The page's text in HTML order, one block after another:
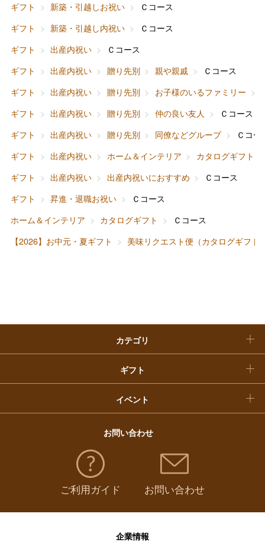
ギフト
新築・引越しお祝い
Ｃコース
ギフト
新築・引越し内祝い
Ｃコース
ギフト
出産内祝い
Ｃコース
ギフト
出産内祝い 贈り先別 親や親戚
Ｃコース
ギフト
出産内祝い 贈り先別 お子様のいるファミリー
ギフト
出産内祝い 贈り先別 仲の良い友人
Ｃコース
ギフト
出産内祝い 贈り先別 同僚などグループ
Ｃコー
ギフト
出産内祝い ホーム＆インテリア
カタログギフト
ギフト
出産内祝い 出産内祝いにおすすめ
Ｃコース
ギフト
昇進・退職お祝い
Ｃコース
ホーム＆インテリア
カタログギフト
Ｃコース
【2026】お中元・夏ギフト
美味リクエスト便（カタログギフト
カテゴリ
フード＆スイーツ
ファッション
ホーム＆インテリア
ベビー＆キッズ
ギフト
出産内祝い
結婚内祝い
お香典返し
快気祝い
イベント
バレンタインチョコレート
ホワイトデー
母の日
父の日
お中元
敬老の日
福袋
お問い合わせ
ご利用ガイド お問い合わせ
企業情報